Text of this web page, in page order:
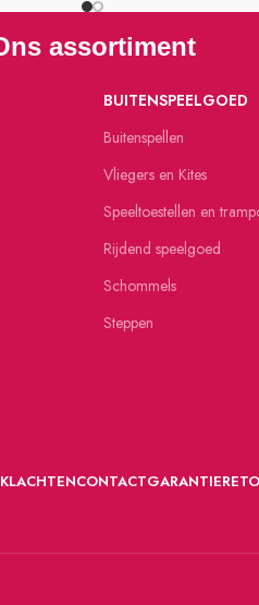
assortiment
BUITENSPEELGOED
Buitenspellen
Vliegers en Kites
Speeltoestellen en
Rijdend speelgoed
Schommels
Steppen
KLACHTENCONTACTGARANTIE